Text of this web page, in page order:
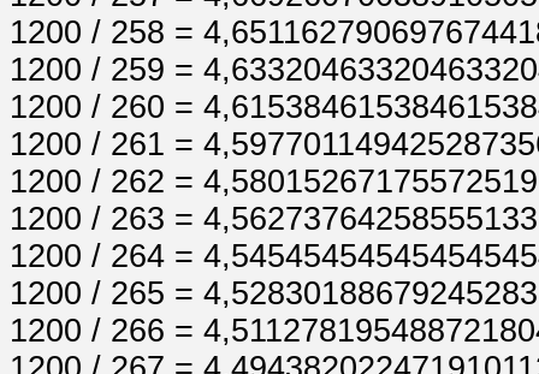
1200 / 258 =
1200 / 259 =
1200 / 260 =
1200 / 261 =
1200 / 262 =
1200 / 263 =
1200 / 264 =
1200 / 265 =
1200 / 266 =